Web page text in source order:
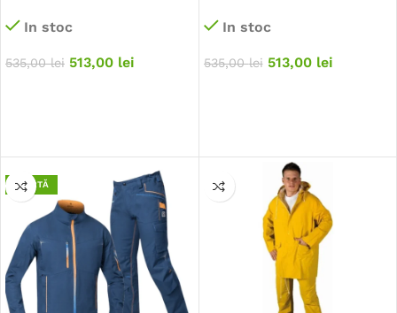
In stoc
535,00lei 513,00 lei
In stoc
535,00lei 513,00 lei
OFERTĂ